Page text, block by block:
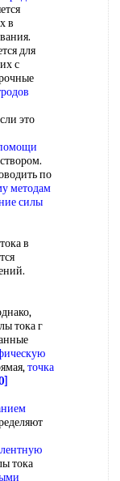
в
для
с
это
по
методам
силы
в
тока г
точка
тока